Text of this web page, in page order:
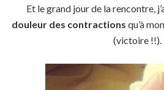
Et le grand jour de la rencontre,
douleur des contractions qu’à
(victoire !!).